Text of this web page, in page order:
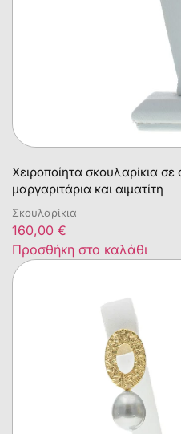
Χειροποίητα σκουλαρίκια
μαργαριτάρια και αιματίτη
Σκουλαρίκια
160,00 €
Προσθήκη στο καλάθι